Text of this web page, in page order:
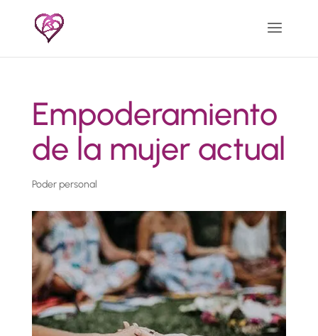
Empoderamiento
de la mujer actual
Poder personal